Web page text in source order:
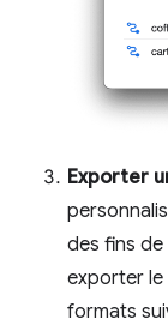
Exporter
des fins
exporter le
formats